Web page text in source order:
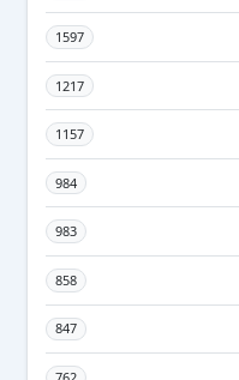
1597
1217
1157
984
983
858
847